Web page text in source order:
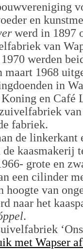
en
werd in 1897
van
werden
maart 1968
in
en Café
fabriek.
de
kaasmakerij
grote en
een cilinder
hoogte van
naar het
.
met Wapser